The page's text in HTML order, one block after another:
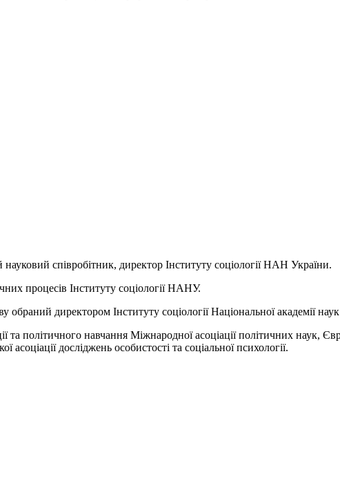
співробітник, директор Інституту соціології НАН України.
процесів Інституту соціології НАНУ.
директором Інституту соціології Національної академії
та політичного навчання Міжнародної асоціації політичних наук,
асоціації досліджень особистості та соціальної психології.